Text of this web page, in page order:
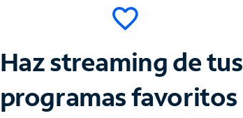
Haz streaming de tus
programas favoritos